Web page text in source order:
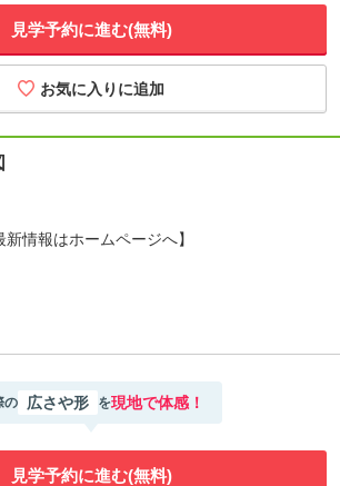
見学予約に進む(無料)
新情報はホームページへ】
の 広さや形 を現地で体感！
見学予約に進む(無料)